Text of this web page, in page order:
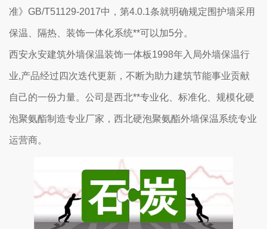
准》GB/T51129-2017中，第4.0.1条就明确规定围护墙采用
保温、隔热、装饰一体化系统**可以加5分。
西安永安建筑外墙保温装饰一体板1998年入局外墙保温行
业,产品经过四次迭代更新，不断为助力建筑节能事业贡献
自己的一份力量。公司是西北**专业化、标准化、规模化硬
泡聚氨酯制造专业厂家，西北硬泡聚氨酯外墙保温系统专业
运营商。